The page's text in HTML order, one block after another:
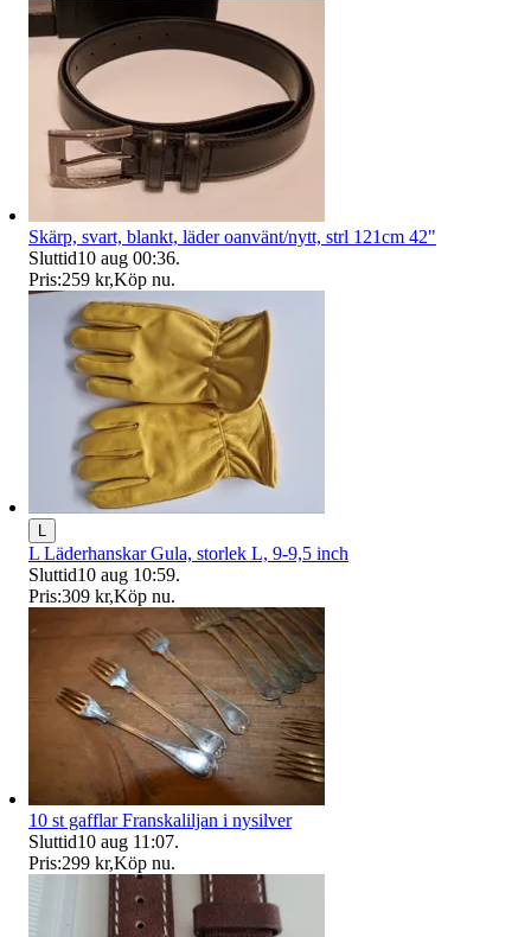
Skärp, svart, blankt, läder oanvänt/nytt, strl 121cm 42"
Sluttid10 aug 00:36.
Pris:259 kr,Köp nu.
L
L Läderhanskar Gula, storlek L, 9-9,5 inch
Sluttid10 aug 10:59.
Pris:309 kr,Köp nu.
10 st gafflar Franskaliljan i nysilver
Sluttid10 aug 11:07.
Pris:299 kr,Köp nu.